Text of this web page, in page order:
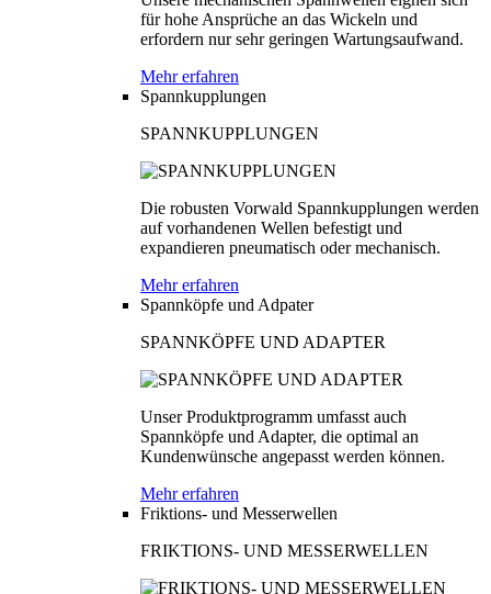
für hohe Ansprüche an das Wickeln und
erfordern nur sehr geringen Wartungsaufwand.
Mehr erfahren
Spannkupplungen
SPANNKUPPLUNGEN
Die robusten Vorwald Spannkupplungen werden
auf vorhandenen Wellen befestigt und
expandieren pneumatisch oder mechanisch.
Mehr erfahren
Spannköpfe und Adpater
SPANNKÖPFE UND ADAPTER
Unser Produktprogramm umfasst auch
Spannköpfe und Adapter, die optimal an
Kundenwünsche angepasst werden können.
Mehr erfahren
Friktions- und Messerwellen
FRIKTIONS- UND MESSERWELLEN